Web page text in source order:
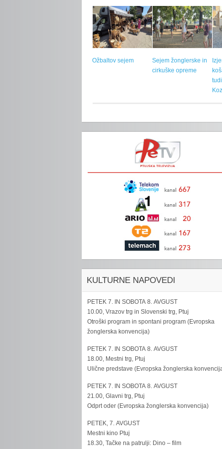
Ožbaltov sejem
Sejem žonglerske in
cirkuške opreme
KULTURNE NAPOVEDI
PETEK 7. IN SOBOTA 8. AVGUST
10.00, Vrazov trg in Slovenski trg, Ptuj
Otroški program in spontani program (Evropska
žonglerska konvencija)
PETEK 7. IN SOBOTA 8. AVGUST
18.00, Mestni trg, Ptuj
Ulične predstave (Evropska žonglerska
PETEK 7. IN SOBOTA 8. AVGUST
21.00, Glavni trg, Ptuj
Odprt oder (Evropska žonglerska konvencija)
PETEK, 7. AVGUST
Mestni kino Ptuj
18.30, Tačke na patrulji: Dino – film